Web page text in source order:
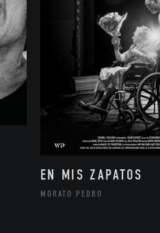
EN MIS ZAPATOS
MORATO PEDRO